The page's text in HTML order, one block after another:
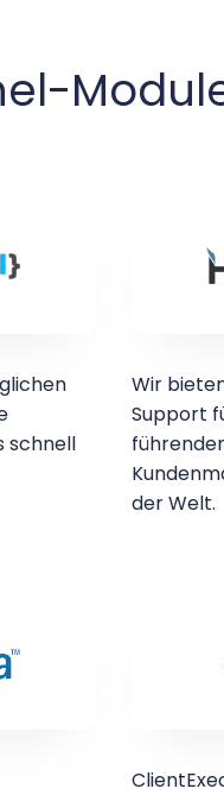
schnell
Wir
Support
der Welt.